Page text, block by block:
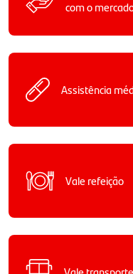
com o
Assistência
Vale refeição